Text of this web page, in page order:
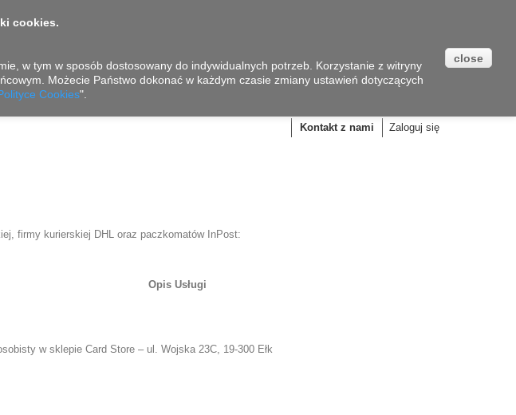
Koszyk
Zaloguj się
Kontakt z nami
firmy kurierskiej DHL oraz paczkomatów InPost:
Opis Usługi
w sklepie Card Store – ul. Wojska 23C, 19-300 Ełk
cookies.
w tym w sposób dostosowany do indywidualnych potrzeb. Korzystanie z witryny
Możecie Państwo dokonać w każdym czasie zmiany ustawień dotyczących
Cookies".
close